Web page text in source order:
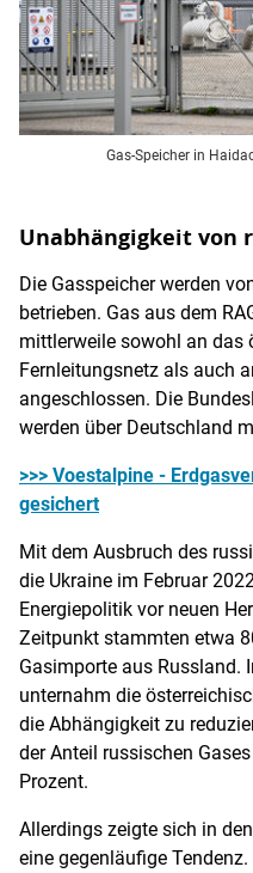
Gas-Speicher in
Unabhängigkeit von
Die Gasspeicher werden
betrieben. Gas aus dem
mittlerweile sowohl an das
Fernleitungsnetz als auch
angeschlossen. Die
werden über Deutschland
>>> Voestalpine -
gesichert
Mit dem Ausbruch des
die Ukraine im Februar
Energiepolitik vor neuen
Zeitpunkt stammten etwa
Gasimporte aus Russland.
unternahm die
die Abhängigkeit zu
der Anteil russischen
Prozent.
Allerdings zeigte sich in
eine gegenläufige